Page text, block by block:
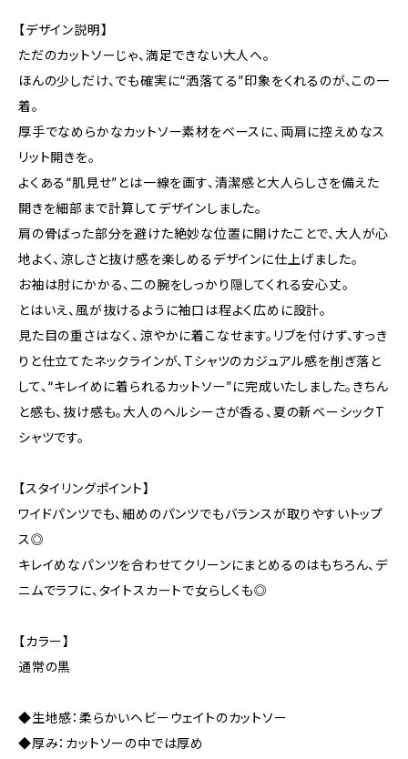
【デザイン説明】
ただのカットソーじゃ、満足できない大人へ。
ほんの少しだけ、でも確実に“洒落てる”印象をくれるのが、この一
着。
厚手でなめらかなカットソー素材をベースに、両肩に控えめなス
リット開きを。
よくある“肌見せ”とは一線を画す、清潔感と大人らしさを備えた
開きを細部まで計算してデザインしました。
肩の骨ばった部分を避けた絶妙な位置に開けたことで、大人が心
地よく、涼しさと抜け感を楽しめるデザインに仕上げました。
お袖は肘にかかる、二の腕をしっかり隠してくれる安心丈。
とはいえ、風が抜けるように袖口は程よく広めに設計。
見た目の重さはなく、涼やかに着こなせます。リブを付けず、すっき
りと仕立てたネックラインが、Tシャツのカジュアル感を削ぎ落と
して、“キレイめに着られるカットソー”に完成いたしました。きちん
と感も、抜け感も。大人のヘルシーさが香る、夏の新ベーシックT
シャツです。
【スタイリングポイント】
ワイドパンツでも、細めのパンツでもバランスが取りやすいトップ
ス◎
キレイめなパンツを合わせてクリーンにまとめるのはもちろん、デ
ニムでラフに、タイトスカートで女らしくも◎
【カラー】
通常の黒
◆生地感：柔らかいヘビーウェイトのカットソー
◆厚み：カットソーの中では厚め